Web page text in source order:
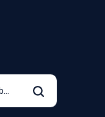
Rechercher